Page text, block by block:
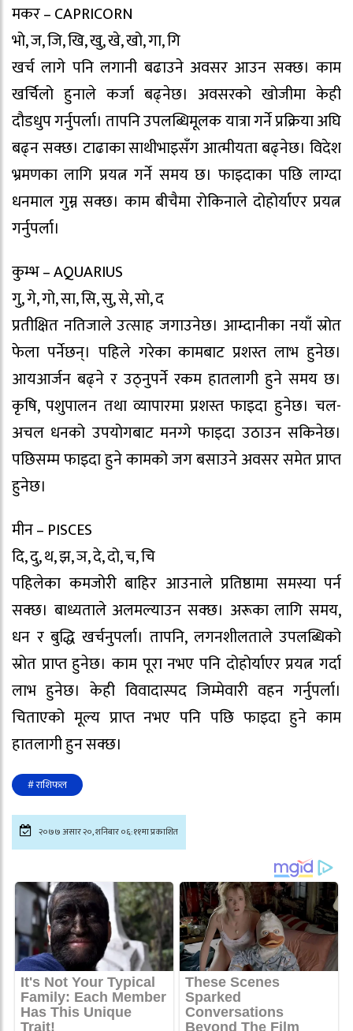
मकर – CAPRICORN
भो, ज, जि, खि, खु, खे, खो, गा, गि
खर्च लागे पनि लगानी बढाउने अवसर आउन सक्छ। काम
खर्चिलो हुनाले कर्जा बढ्नेछ। अवसरको खोजीमा केही
दौडधुप गर्नुपर्ला। तापनि उपलब्धिमूलक यात्रा गर्ने प्रक्रिया अघि
बढ्न सक्छ। टाढाका साथीभाइसँग आत्मीयता बढ्नेछ। विदेश
भ्रमणका लागि प्रयत्न गर्ने समय छ। फाइदाका पछि लाग्दा
धनमाल गुम्न सक्छ। काम बीचैमा रोकिनाले दोहोर्याएर प्रयत्न
गर्नुपर्ला।
कुम्भ – AQUARIUS
गु, गे, गो, सा, सि, सु, से, सो, द
प्रतीक्षित नतिजाले उत्साह जगाउनेछ। आम्दानीका नयाँ स्रोत
फेला पर्नेछन्। पहिले गरेका कामबाट प्रशस्त लाभ हुनेछ।
आयआर्जन बढ्ने र उठ्नुपर्ने रकम हातलागी हुने समय छ।
कृषि, पशुपालन तथा व्यापारमा प्रशस्त फाइदा हुनेछ। चल-
अचल धनको उपयोगबाट मनग्गे फाइदा उठाउन सकिनेछ।
पछिसम्म फाइदा हुने कामको जग बसाउने अवसर समेत प्राप्त
हुनेछ।
मीन – PISCES
दि, दु, थ, झ, ञ, दे, दो, च, चि
पहिलेका कमजोरी बाहिर आउनाले प्रतिष्ठामा समस्या पर्न
सक्छ। बाध्यताले अलमल्याउन सक्छ। अरूका लागि समय,
धन र बुद्धि खर्चनुपर्ला। तापनि, लगनशीलताले उपलब्धिको
स्रोत प्राप्त हुनेछ। काम पूरा नभए पनि दोहोर्याएर प्रयत्न गर्दा
लाभ हुनेछ। केही विवादास्पद जिम्मेवारी वहन गर्नुपर्ला।
चिताएको मूल्य प्राप्त नभए पनि पछि फाइदा हुने काम
हातलागी हुन सक्छ।
# राशिफल
२०७७ असार २०, शनिबार ०६:११मा प्रकाशित